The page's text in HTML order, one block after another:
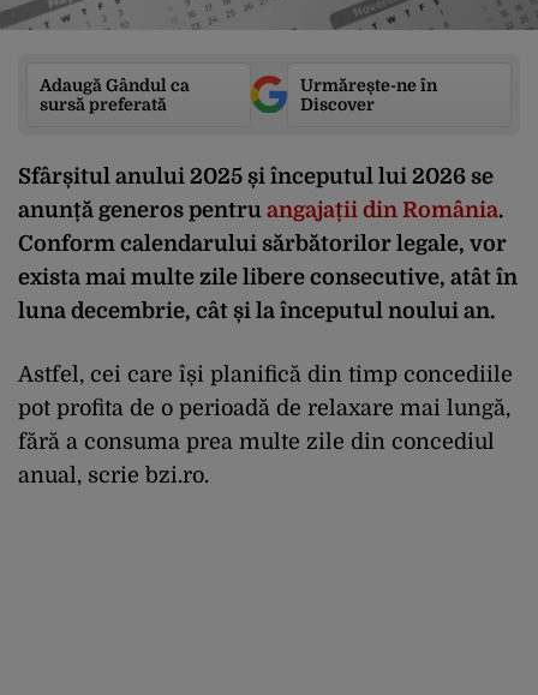
Adaugă Gândul ca
sursă preferată
Urmărește-ne în
Discover
Sfârșitul anului 2025 și începutul lui 2026 se
anunță generos pentru angajații din România.
Conform calendarului sărbătorilor legale, vor
exista mai multe zile libere consecutive, atât în
luna decembrie, cât și la începutul noului an.
Astfel, cei care își planifică din timp concediile
pot profita de o perioadă de relaxare mai lungă,
fără a consuma prea multe zile din concediul
anual, scrie bzi.ro.